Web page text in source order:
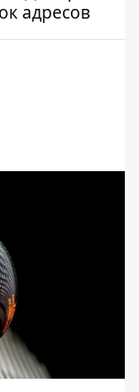
адресов